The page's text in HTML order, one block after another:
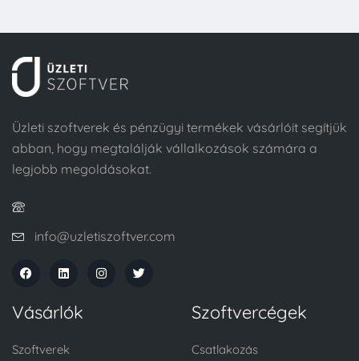
Üzleti szoftverek és pénzügyi termékek vásárlóit segítjük
abban, hogy megtalálják vállalkozások számára a
legjobb megoldásokat.
info@uzletiszoftver.com
Vásárlók
Szoftverek
Szoftvercégek
Csatlakozás